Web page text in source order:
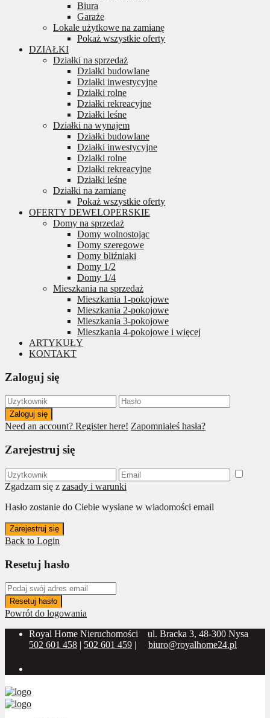
Biura
Garaże
Lokale użytkowe na zamianę
Pokaż wszystkie oferty
DZIAŁKI
Działki na sprzedaż
Działki budowlane
Działki inwestycyjne
Działki rolne
Działki rekreacyjne
Działki leśne
Działki na wynajem
Działki budowlane
Działki inwestycyjne
Działki rolne
Działki rekreacyjne
Działki leśne
Działki na zamianę
Pokaż wszystkie oferty
OFERTY DEWELOPERSKIE
Domy na sprzedaż
Domy wolnostojąc
Domy szeregowe
Domy bliźniaki
Domy 1/2
Domy 1/4
Mieszkania na sprzedaż
Mieszkania 1-pokojowe
Mieszkania 2-pokojowe
Mieszkania 3-pokojowe
Mieszkania 4-pokojowe i więcej
ARTYKUŁY
KONTAKT
Zaloguj się
Zaloguj się
Need an account? Register here! Zapomniałeś hasła?
Zarejestruj się
Zgadzam się z zasady i warunki
Hasło zostanie do Ciebie wysłane w wiadomości email
Zarejestruj się
Back to Login
Resetuj hasło
Resetuj hasło
Powrót do logowania
Royal Home Nieruchomości
ul. Bracka 3, 48-300 Nysa
502 601 458 | 502 601 459 | biuro@royalhome24.pl